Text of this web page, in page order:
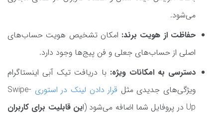
می‌شود.
حفاظت از هویت برند: امکان تشخیص هویت حساب‌های
اصلی از حساب‌های جعلی و فن پیج‌ها وجود دارد.
دسترسی به امکانات ویژه: با دریافت تیک آبی اینستاگرام
ویژگی‌های جدیدی مثل قرار دادن لینک در استوری Swipe-
Up در پروفایل شما اضافه می‌شود (ا
ین قابلیت برای کاربران